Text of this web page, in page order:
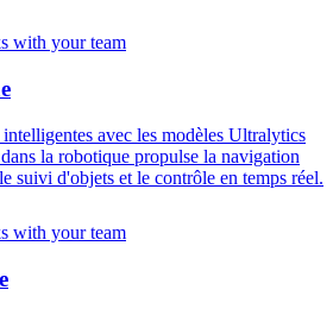
avec les modèles Ultralytics
la robotique propulse la navigation
suivi d'objets et le contrôle en temps réel.